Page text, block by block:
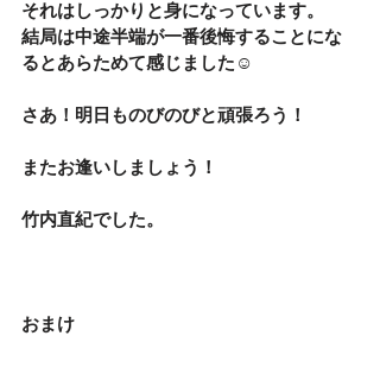
それはしっかりと身になっています。
結局は中途半端が一番後悔することにな
るとあらためて感じました☺️
さあ！明日ものびのびと頑張ろう！
またお逢いしましょう！
竹内直紀でした。
おまけ